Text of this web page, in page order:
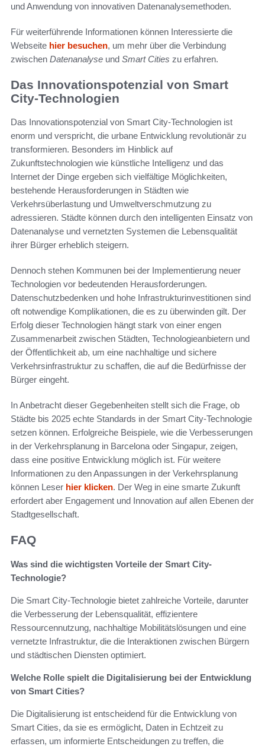
und Anwendung von innovativen Datenanalysemethoden.
Für weiterführende Informationen können Interessierte die
Webseite hier besuchen, um mehr über die Verbindung
zwischen Datenanalyse und Smart Cities zu erfahren.
Das Innovationspotenzial von Smart
City-Technologien
Das Innovationspotenzial von Smart City-Technologien ist
enorm und verspricht, die urbane Entwicklung revolutionär zu
transformieren. Besonders im Hinblick auf
Zukunftstechnologien wie künstliche Intelligenz und das
Internet der Dinge ergeben sich vielfältige Möglichkeiten,
bestehende Herausforderungen in Städten wie
Verkehrsüberlastung und Umweltverschmutzung zu
adressieren. Städte können durch den intelligenten Einsatz von
Datenanalyse und vernetzten Systemen die Lebensqualität
ihrer Bürger erheblich steigern.
Dennoch stehen Kommunen bei der Implementierung neuer
Technologien vor bedeutenden Herausforderungen.
Datenschutzbedenken und hohe Infrastrukturinvestitionen sind
oft notwendige Komplikationen, die es zu überwinden gilt. Der
Erfolg dieser Technologien hängt stark von einer engen
Zusammenarbeit zwischen Städten, Technologieanbietern und
der Öffentlichkeit ab, um eine nachhaltige und sichere
Verkehrsinfrastruktur zu schaffen, die auf die Bedürfnisse der
Bürger eingeht.
In Anbetracht dieser Gegebenheiten stellt sich die Frage, ob
Städte bis 2025 echte Standards in der Smart City-Technologie
setzen können. Erfolgreiche Beispiele, wie die Verbesserungen
in der Verkehrsplanung in Barcelona oder Singapur, zeigen,
dass eine positive Entwicklung möglich ist. Für weitere
Informationen zu den Anpassungen in der Verkehrsplanung
können Leser hier klicken. Der Weg in eine smarte Zukunft
erfordert aber Engagement und Innovation auf allen Ebenen der
Stadtgesellschaft.
FAQ
Was sind die wichtigsten Vorteile der Smart City-
Technologie?
Die Smart City-Technologie bietet zahlreiche Vorteile, darunter
die Verbesserung der Lebensqualität, effizientere
Ressourcennutzung, nachhaltige Mobilitätslösungen und eine
vernetzte Infrastruktur, die die Interaktionen zwischen Bürgern
und städtischen Diensten optimiert.
Welche Rolle spielt die Digitalisierung bei der Entwicklung
von Smart Cities?
Die Digitalisierung ist entscheidend für die Entwicklung von
Smart Cities, da sie es ermöglicht, Daten in Echtzeit zu
erfassen, um informierte Entscheidungen zu treffen, die